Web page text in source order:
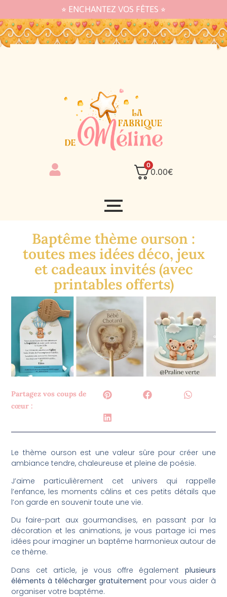
⭐︎ ENCHANTEZ VOS FÊTES ⭐︎
0
0.00€
Baptême thème ourson :
toutes mes idées déco, jeux
et cadeaux invités (avec
printables offerts)
Partagez vos coups de
cœur :
Le thème ourson est une valeur sûre pour créer une
ambiance tendre, chaleureuse et pleine de poésie.
J’aime particulièrement cet univers qui rappelle
l’enfance, les moments câlins et ces petits détails que
l’on garde en souvenir toute une vie.
Du faire-part aux gourmandises, en passant par la
décoration et les animations, je vous partage ici mes
idées pour imaginer un baptême harmonieux autour de
ce thème.
Dans cet article, je vous offre également plusieurs
éléments à télécharger gratuitement pour vous aider à
organiser votre baptême.